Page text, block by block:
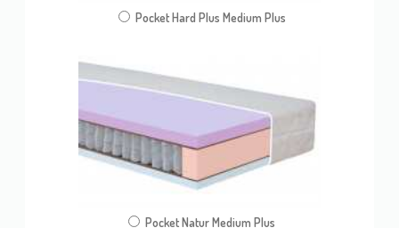
Pocket Hard Plus Medium Plus
Pocket Natur Medium Plus